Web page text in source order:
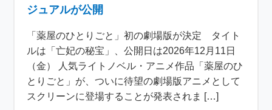
ジュアルが公開
「薬屋のひとりごと」初の劇場版が決定 タイト
ルは「亡妃の秘宝」、公開日は2026年12月11日
（金） 人気ライトノベル・アニメ作品「薬屋のひ
とりごと」が、ついに待望の劇場版アニメとして
スクリーンに登場することが発表されま […]